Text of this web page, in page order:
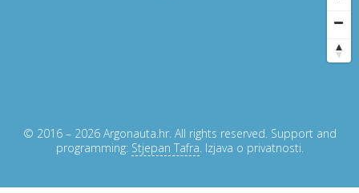
© 2016 – 2026 Argonauta.hr. All rights reserved. Support and
programming: Stjepan Tafra. Izjava o privatnosti.